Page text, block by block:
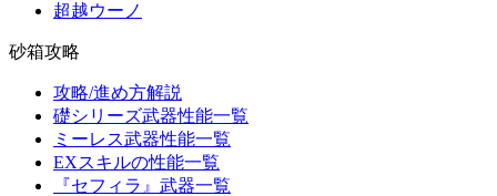
超越ウーノ
砂箱攻略
攻略/進め方解説
礎シリーズ武器性能一覧
ミーレス武器性能一覧
EXスキルの性能一覧
『セフィラ』武器一覧